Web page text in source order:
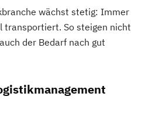
wächst stetig: Immer
transportiert. So steigen nicht
der Bedarf nach gut